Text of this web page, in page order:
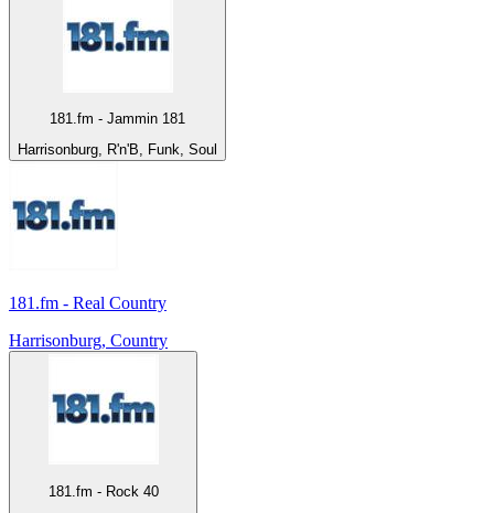
181.fm - Jammin 181
Harrisonburg, R'n'B, Funk, Soul
181.fm - Real Country
Harrisonburg, Country
181.fm - Rock 40